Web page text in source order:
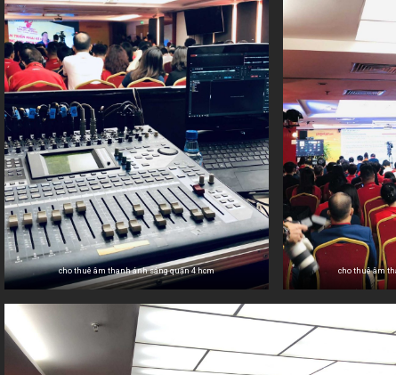
cho thuê âm thanh ánh sáng quận 4 hcm cho thuê âm